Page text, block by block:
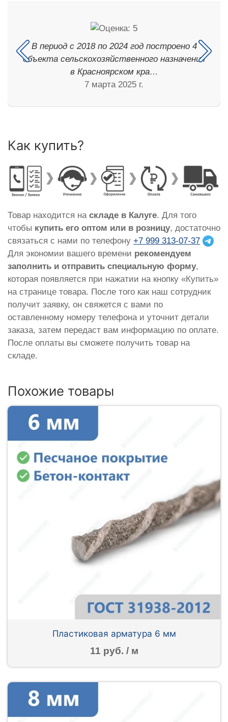
В период с 2018 по 2024 год построено 4
объекта сельскохозяйственного назначения
в Красноярском кра…
7 марта 2025 г.
Как купить?
Товар находится на складе в Калуге. Для того
чтобы купить его оптом или в розницу, достаточно
связаться с нами по телефону +7 999 313-07-37
Для экономии вашего времени рекомендуем
заполнить и отправить специальную форму,
которая появляется при нажатии на кнопку «Купить»
на странице товара. После того как наш сотрудник
получит заявку, он свяжется с вами по
оставленному номеру телефона и уточнит детали
заказа, затем передаст вам информацию по оплате.
После оплаты вы сможете получить товар на
складе.
Похожие товары
Пластиковая арматура 6 мм
11 руб. / м